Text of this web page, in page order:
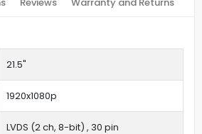
21.5"
1920x1080p
LVDS (2 ch, 8-bit) , 30 pin